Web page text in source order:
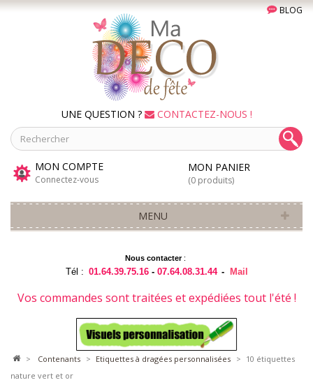
BLOG
UNE QUESTION ? CONTACTEZ-NOUS !
MON COMPTE
Connectez-vous
MON PANIER
(0 produits)
MENU
Nous contacter:
Tél : 01.64.39.75.16 -07.64.08.31.44 - Mail
Vos commandes sont traitées et expédiées tout l'été !
> contenants > etiquettes à dragées personnalisées > 10 étiquettes
nature vert et or